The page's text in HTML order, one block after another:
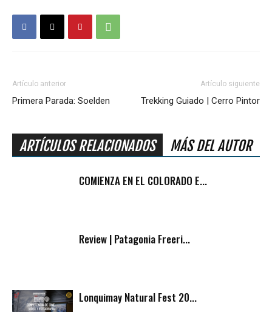
Artículo anterior
Primera Parada: Soelden
Artículo siguiente
Trekking Guiado | Cerro Pintor
ARTÍCULOS RELACIONADOS MÁS DEL AUTOR
COMIENZA EN EL COLORADO E...
Review | Patagonia Freeri...
Lonquimay Natural Fest 20...